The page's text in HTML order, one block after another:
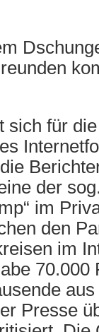
sich für
der
im
den
im
70.000
Presse